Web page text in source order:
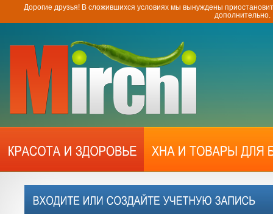
Дорогие друзья! В сложившихся условиях мы вынуждены